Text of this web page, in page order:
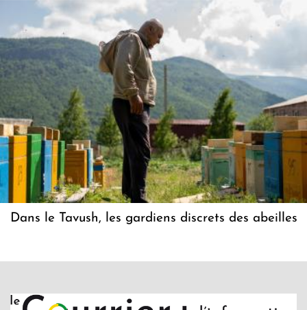
Dans le Tavush, les gardiens discrets des abeilles